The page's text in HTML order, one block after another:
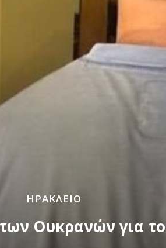
ΗΡΑΚΛΕΙΟ
Ουκρανών για